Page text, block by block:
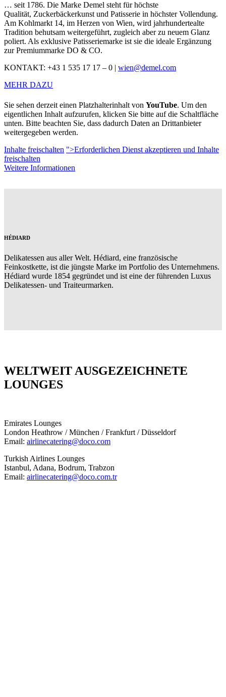
… seit 1786. Die Marke Demel steht für höchste
Qualität, Zuckerbäckerkunst und Patisserie in höchster Vollendung.
Am Kohlmarkt 14, im Herzen von Wien, wird jahrhundertealte
Tradition behutsam weitergeführt, zugleich aber zu neuem Glanz
poliert. Als exklusive Patisseriemarke ist sie die ideale Ergänzung
zur Premiummarke DO & CO.
KONTAKT: +43 1 535 17 17 – 0 | wien@demel.com
MEHR DAZU
Sie sehen derzeit einen Platzhalterinhalt von YouTube. Um den
eigentlichen Inhalt aufzurufen, klicken Sie bitte auf die Schaltfläche
unten. Bitte beachten Sie, dass dadurch Daten an Drittanbieter
weitergegeben werden.
Inhalte freischalten ">Erforderlichen Dienst akzeptieren und Inhalte
freischalten
Weitere Informationen
HÉDIARD
Delikatessen aus aller Welt. Hédiard, eine französische
Feinkostkette, ist die jüngste Marke im Portfolio des Unternehmens.
Hédiard wurde 1854 gegründet und ist eine der führenden Luxus
Delikatessen- und Traiteurmarken.
WELTWEIT AUSGEZEICHNETE
LOUNGES
Emirates Lounges
London Heathrow / München / Frankfurt / Düsseldorf
Email: airlinecatering@doco.com
Turkish Airlines Lounges
Istanbul, Adana, Bodrum, Trabzon
Email: airlinecatering@doco.com.tr